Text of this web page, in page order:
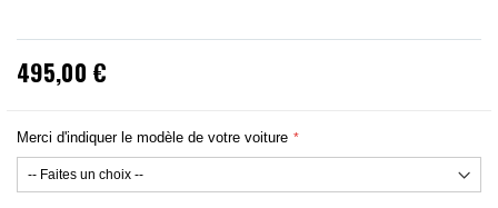
495,00 €
Merci d'indiquer le modèle de votre voiture